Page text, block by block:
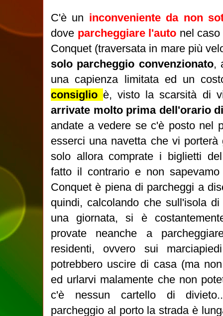
C'è un inconveniente da non
dove parcheggiare l'auto nel
Conquet (traversata in mare più
solo parcheggio convenzionato,
una capienza limitata ed un
consiglio è, visto la scarsità di
arrivate molto prima dell'orario
andate a vedere se c'è posto nel
esserci una navetta che vi
solo allora comprate i biglietti
fatto il contrario e non
Conquet è piena di parcheggi a
quindi, calcolando che sull'isola
una giornata, si è
provate neanche a
residenti, ovvero sui
potrebbero uscire di casa (ma
ed urlarvi malamente che non
c'è nessun cartello di
parcheggio al porto la strada è